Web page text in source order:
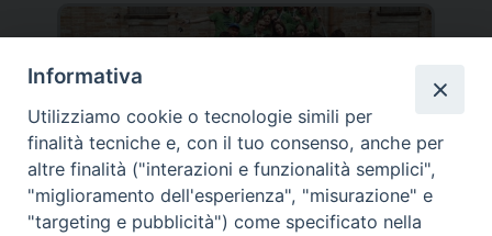
Torna il Campo Missionario Diocesano
Informativa
Utilizziamo cookie o tecnologie simili per
finalità tecniche e, con il tuo consenso, anche per
altre finalità ("interazioni e funzionalità semplici",
"miglioramento dell'esperienza", "misurazione" e
"targeting e pubblicità") come specificato nella